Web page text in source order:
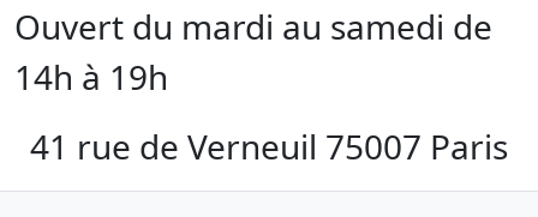
Ouvert du mardi au samedi de
14h à 19h
41 rue de Verneuil 75007 Paris